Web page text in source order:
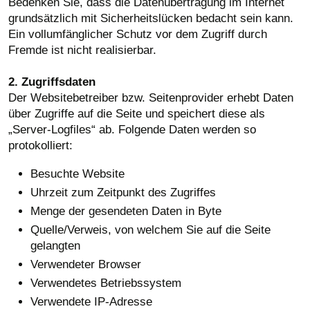
grundsätzlich mit Sicherheitslücken bedacht sein kann.
Ein vollumfänglicher Schutz vor dem Zugriff durch
Fremde ist nicht realisierbar.
2. Zugriffsdaten
Der Websitebetreiber bzw. Seitenprovider erhebt Daten
über Zugriffe auf die Seite und speichert diese als
„Server-Logfiles“ ab. Folgende Daten werden so
protokolliert:
Besuchte Website
Uhrzeit zum Zeitpunkt des Zugriffes
Menge der gesendeten Daten in Byte
Quelle/Verweis, von welchem Sie auf die Seite
gelangten
Verwendeter Browser
Verwendetes Betriebssystem
Verwendete IP-Adresse